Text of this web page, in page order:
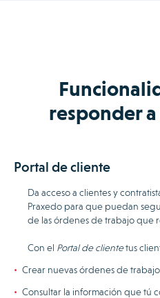
responder
Portal de cliente
Da acceso a clientes y
Praxedo para que puedan
de las órdenes de trabajo que
Con el Portal de clientetus
Crear nuevas órdenes de trabajo
Consultar la información que tú